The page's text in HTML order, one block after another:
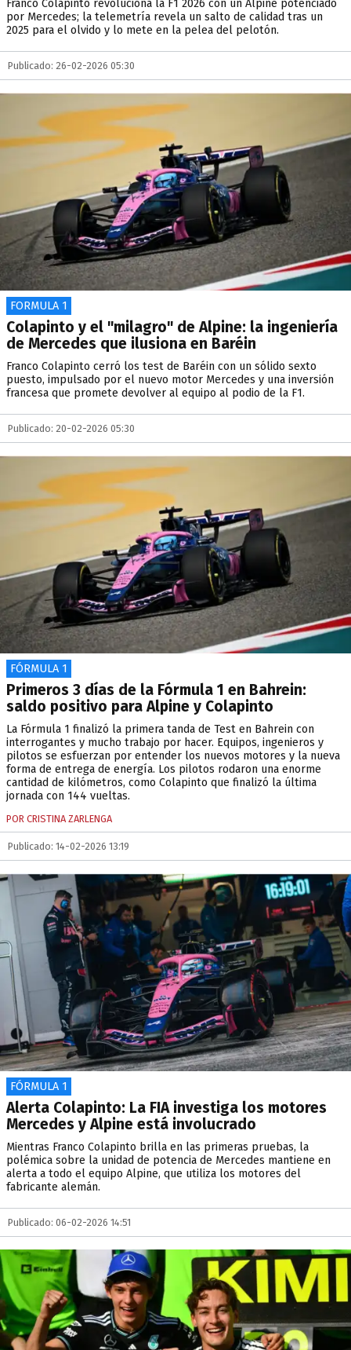
Franco Colapinto revoluciona la F1 2026 con un Alpine potenciado
por Mercedes; la telemetría revela un salto de calidad tras un
2025 para el olvido y lo mete en la pelea del pelotón.
Publicado: 26-02-2026 05:30
FORMULA 1
Colapinto y el "milagro" de Alpine: la ingeniería
de Mercedes que ilusiona en Baréin
Franco Colapinto cerró los test de Baréin con un sólido sexto
puesto, impulsado por el nuevo motor Mercedes y una inversión
francesa que promete devolver al equipo al podio de la F1.
Publicado: 20-02-2026 05:30
FÓRMULA 1
Primeros 3 días de la Fórmula 1 en Bahrein:
saldo positivo para Alpine y Colapinto
La Fórmula 1 finalizó la primera tanda de Test en Bahrein con
interrogantes y mucho trabajo por hacer. Equipos, ingenieros y
pilotos se esfuerzan por entender los nuevos motores y la nueva
forma de entrega de energía. Los pilotos rodaron una enorme
cantidad de kilómetros, como Colapinto que finalizó la última
jornada con 144 vueltas.
POR CRISTINA ZARLENGA
Publicado: 14-02-2026 13:19
FÓRMULA 1
Alerta Colapinto: La FIA investiga los motores
Mercedes y Alpine está involucrado
Mientras Franco Colapinto brilla en las primeras pruebas, la
polémica sobre la unidad de potencia de Mercedes mantiene en
alerta a todo el equipo Alpine, que utiliza los motores del
fabricante alemán.
Publicado: 06-02-2026 14:51